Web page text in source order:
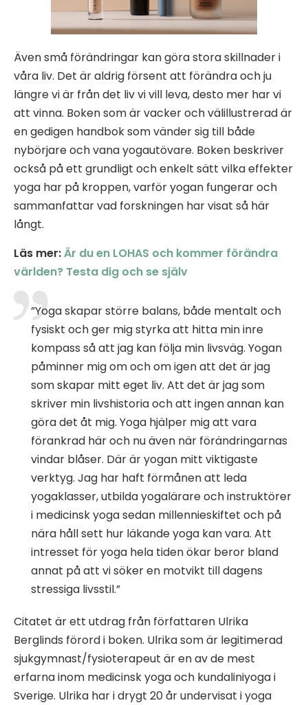
Även små förändringar kan göra stora skillnader i
våra liv. Det är aldrig försent att förändra och ju
längre vi är från det liv vi vill leva, desto mer har vi
att vinna. Boken som är vacker och välillustrerad är
en gedigen handbok som vänder sig till både
nybörjare och vana yogautövare. Boken beskriver
också på ett grundligt och enkelt sätt vilka effekter
yoga har på kroppen, varför yogan fungerar och
sammanfattar vad forskningen har visat så här
långt.
Läs mer:Är du en LOHAS och kommer förändra
världen? Testa dig och se själv
”Yoga skapar större balans, både mentalt och
fysiskt och ger mig styrka att hitta min inre
kompass så att jag kan följa min livsväg. Yogan
påminner mig om och om igen att det är jag
som skapar mitt eget liv. Att det är jag som
skriver min livshistoria och att ingen annan kan
göra det åt mig. Yoga hjälper mig att vara
förankrad här och nu även när förändringarnas
vindar blåser. Där är yogan mitt viktigaste
verktyg. Jag har haft förmånen att leda
yogaklasser, utbilda yogalärare och instruktörer
i medicinsk yoga sedan millennieskiftet och på
nära håll sett hur läkande yoga kan vara. Att
intresset för yoga hela tiden ökar beror bland
annat på att vi söker en motvikt till dagens
stressiga livsstil.”
Citatet är ett utdrag från författaren Ulrika
Berglinds förord i boken. Ulrika som är legitimerad
sjukgymnast/fysioterapeut är en av de mest
erfarna inom medicinsk yoga och kundaliniyoga i
Sverige. Ulrika har i drygt 20 år undervisat i yoga